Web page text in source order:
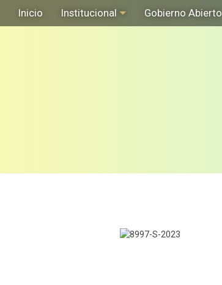
Inicio Institucional Gobierno Abierto